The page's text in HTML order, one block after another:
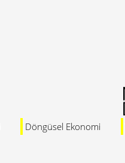
Döngüsel Ekonomi